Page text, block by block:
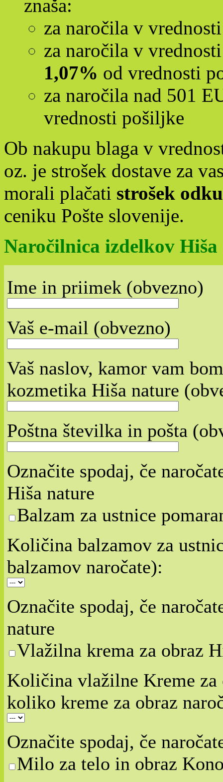
znaša:
za naročila v
za naročila v
1,07% od vrednosti
za naročila nad 501
vrednosti pošiljke
Ob nakupu blaga v
oz. je strošek dostave za
morali plačati strošek
ceniku Pošte slovenije.
Naročilnica izdelkov Hiša
Ime in priimek (obvezno)
Vaš e-mail (obvezno)
Vaš naslov, kamor vam
kozmetika Hiša nature
Poštna številka in pošta
Označite spodaj, če
Hiša nature
Balzam za ustnice
Količina balzamov za
balzamov naročate):
Označite spodaj, če
nature
Vlažilna krema za obraz
Količina vlažilne Kreme za
koliko kreme za obraz
Označite spodaj, če
Milo za telo in obraz